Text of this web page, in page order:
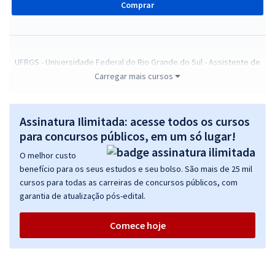
Comprar
UFRGS - Universidade Federal do Rio Grande do Sul - Assistente de
Alunos (Pré-Edital)
23,32
Economize R$ 69,96 (-20%)
Comprar
UFRGS - Universidade Federal do Rio Grande do Sul - Conhecimentos
Básicos para os Cargos de Nível Médio e Técnico
à vista
ou 12x deR$5,99
Carregar mais cursos
Assinatura Ilimitada: acesse todos os cursos
para concursos públicos, em um só lugar!
O melhor custo
benefício para os seus estudos e seu bolso. São mais de 25 mil
cursos para todas as carreiras de concursos públicos, com
garantia de atualização pós-edital.
Comece hoje